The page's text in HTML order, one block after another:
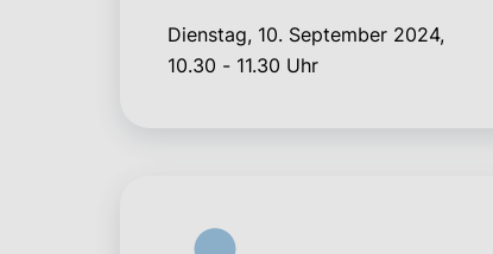
Dienstag, 10. September 2024,
10.30 - 11.30 Uhr